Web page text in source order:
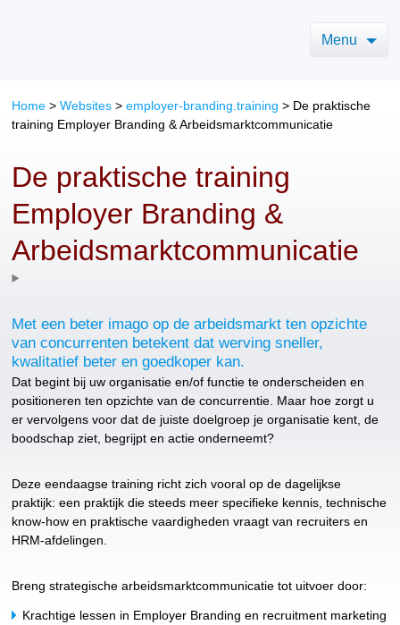
Menu
Home >Websites >employer-branding.training > De praktische
training Employer Branding & Arbeidsmarktcommunicatie
De praktische training
Employer Branding &
Arbeidsmarktcommunicatie
Met een beter imago op de arbeidsmarkt ten opzichte
van concurrenten betekent dat werving sneller,
kwalitatief beter en goedkoper kan.
Dat begint bij uw organisatie en/of functie te onderscheiden en
positioneren ten opzichte van de concurrentie. Maar hoe zorgt u
er vervolgens voor dat de juiste doelgroep je organisatie kent, de
boodschap ziet, begrijpt en actie onderneemt?
Deze eendaagse training richt zich vooral op de dagelijkse
praktijk: een praktijk die steeds meer specifieke kennis, technische
know-how en praktische vaardigheden vraagt van recruiters en
HRM-afdelingen.
Breng strategische arbeidsmarktcommunicatie tot uitvoer door:
Krachtige lessen in Employer Branding en recruitment marketing